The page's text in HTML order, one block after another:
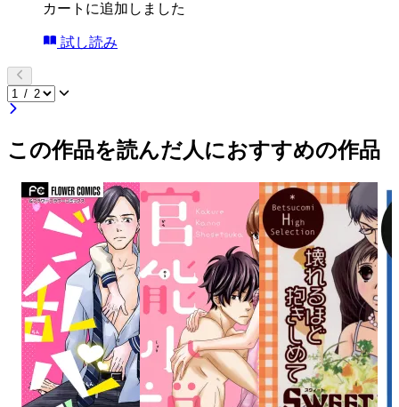
カートに追加しました
試し読み
この作品を読んだ人におすすめの作品